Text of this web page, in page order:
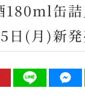
180ml缶
日(月)新発